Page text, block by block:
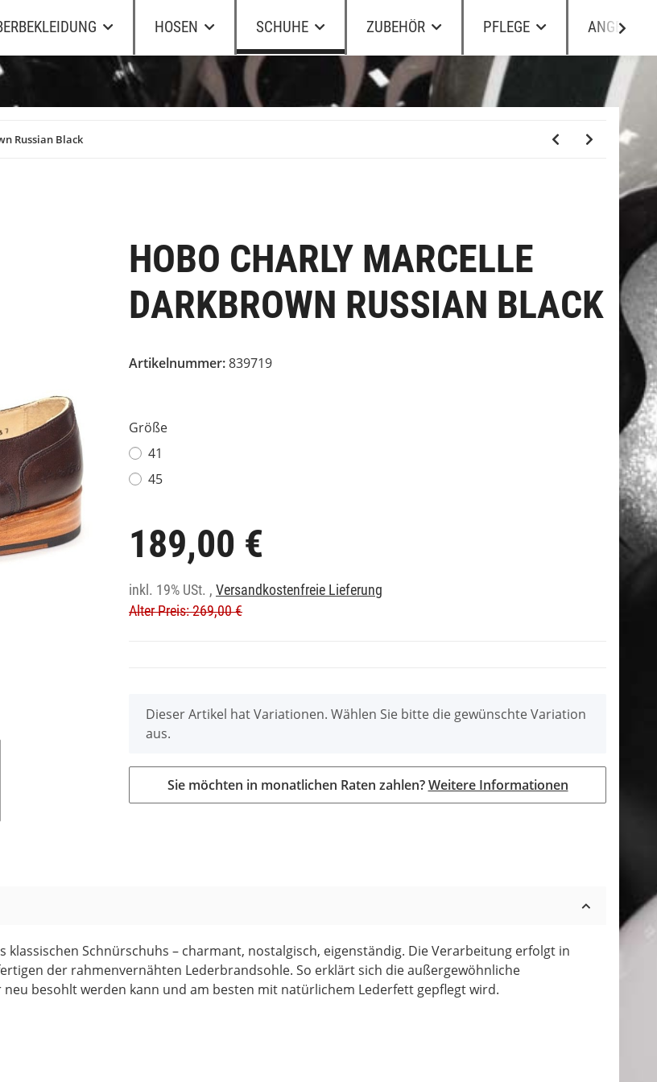
HOSEN SCHUHE ZUBEHÖR PFLEGE ANGEBOTE
Russian Black
HOBO CHARLY MARCELLE
DARKBROWN RUSSIAN BLACK
Artikelnummer:839719
Größe
41
45
189,00 €
inkl. 19% USt. , Versandkostenfreie Lieferung
Alter Preis: 269,00 €
x
Dieser Artikel hat Variationen. Wählen Sie bitte die gewünschte Variation
aus.
Sie möchten in monatlichen Raten zahlen?Weitere Informationen
Schnürschuhs – charmant, nostalgisch, eigenständig. Die Verarbeitung erfolgt in
der rahmenvernähten Lederbrandsohle. So erklärt sich die außergewöhnliche
besohlt werden kann und am besten mit natürlichem Lederfett gepflegt wird.